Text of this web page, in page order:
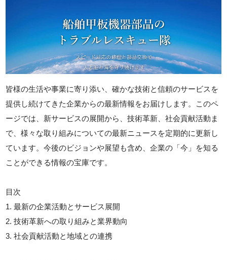
皆様の生活や事業に寄り添い、確かな技術と信頼のサービスを
提供し続けてきた企業からの最新情報をお届けします。このペ
ージでは、新サービスの展開から、技術革新、社会貢献活動ま
で、様々な取り組みについての最新ニュースを定期的に更新し
ています。今後のビジョンや展望も含め、企業の「今」を知る
ことができる情報の宝庫です。
目次
1. 最新の企業活動とサービス展開
2. 技術革新への取り組みと業界動向
3. 社会貢献活動と地域との連携